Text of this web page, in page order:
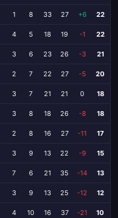
1 8 33 27 +6 22
4 5 18 19 -1 22
3 6 23 26 -3 21
2 7 22 27 -5 20
3 7 21 21 0 18
3 8 18 26 -8 18
2 8 16 27 -11 17
3 9 13 22 -9 15
7 6 21 35 -14 13
3 9 13 25 -12 12
4 10 16 37 -21 10